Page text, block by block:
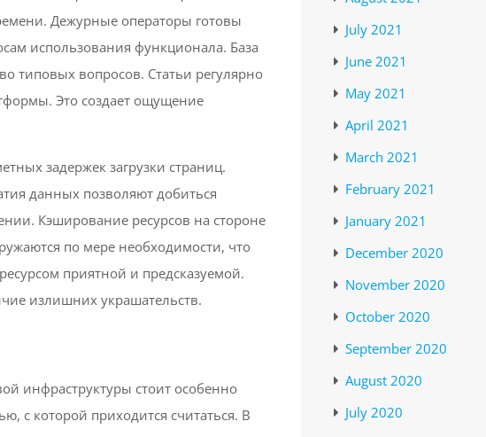
Дежурные операторы готовы
использования функционала. База
типовых вопросов. Статьи регулярно
Это создает ощущение
задержек загрузки страниц.
данных позволяют добиться
Кэширование ресурсов на стороне
по мере необходимости, что
приятной и предсказуемой.
излишних украшательств.
инфраструктуры стоит особенно
с которой приходится считаться. В
July 2021
June 2021
May 2021
April 2021
March 2021
February 2021
January 2021
December 2020
November 2020
October 2020
September 2020
August 2020
July 2020